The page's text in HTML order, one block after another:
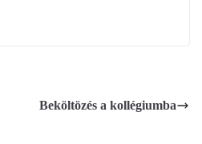
Beköltözés a kollégiumba